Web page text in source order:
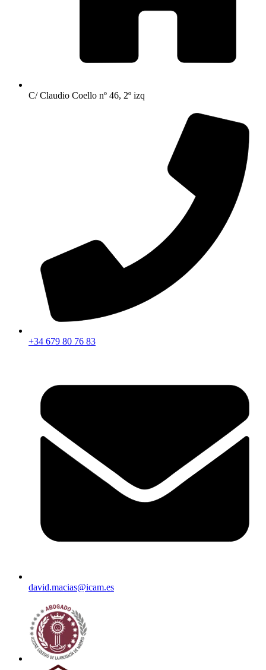
C/ Claudio Coello nº 46, 2º izq
+34 679 80 76 83
david.macias@icam.es